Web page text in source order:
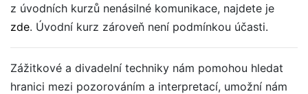
z úvodních kurzů nenásilné komunikace, najdete je
zde. Úvodní kurz zároveň není podmínkou účasti.
Zážitkové a divadelní techniky nám pomohou hledat
hranici mezi pozorováním a interpretací, umožní nám